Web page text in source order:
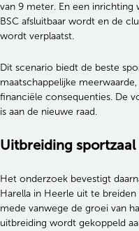
van 9 meter. En een inrichting
BSC afsluitbaar wordt en de
wordt verplaatst.
Dit scenario biedt de beste
maatschappelijke
financiële consequenties. De
is aan de nieuwe raad.
Uitbreiding sportzaal
Het onderzoek bevestigt
Harella in Heerle uit te
mede vanwege de groei van
uitbreiding wordt gekoppeld